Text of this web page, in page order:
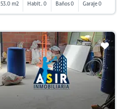
53.0 m2 Habit. 0 Baños 0 Garaje 0